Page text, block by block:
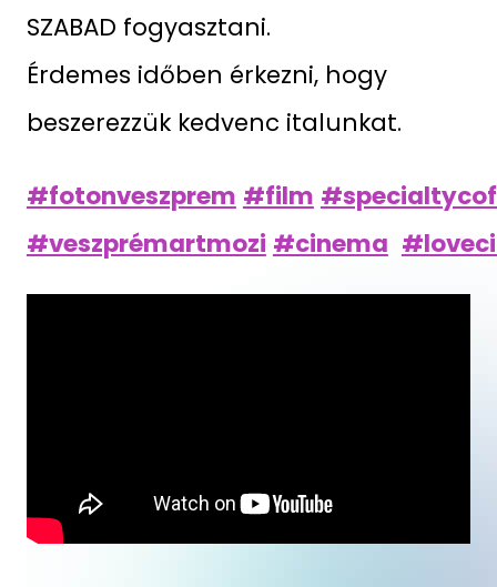
SZABAD fogyasztani.
Érdemes időben érkezni, hogy
beszerezzük kedvenc italunkat.
#fotonveszprem #film
#veszprémartmozi #cinema